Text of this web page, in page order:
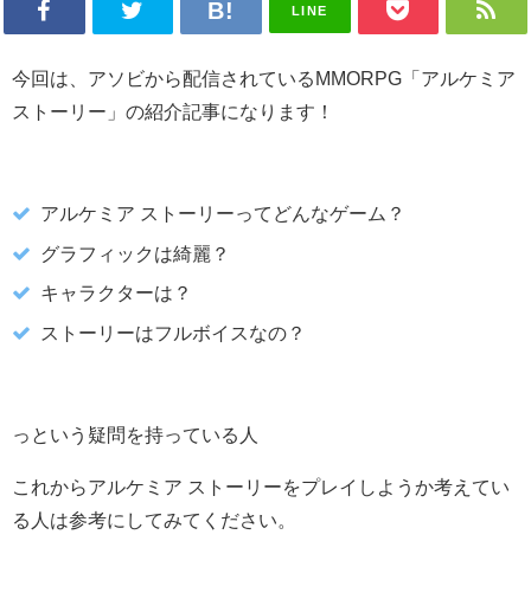
LINE
今回は、アソビから配信されているMMORPG「アルケミア
ストーリー」の紹介記事になります！
アルケミア ストーリーってどんなゲーム？
グラフィックは綺麗？
キャラクターは？
ストーリーはフルボイスなの？
っという疑問を持っている人
これからアルケミア ストーリーをプレイしようか考えてい
る人は参考にしてみてください。